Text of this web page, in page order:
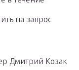
на запрос
Дмитрий Козак